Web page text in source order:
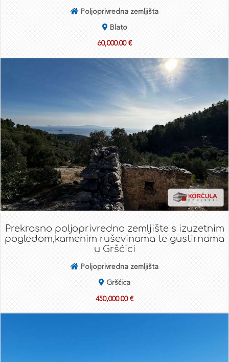
Poljoprivredna zemljišta
Blato
60,000.00 €
Prekrasno poljoprivredno zemljište s izuzetnim
pogledom,kamenim ruševinama te gustirnama
u Gršćici
Poljoprivredna zemljišta
Gršćica
450,000.00 €